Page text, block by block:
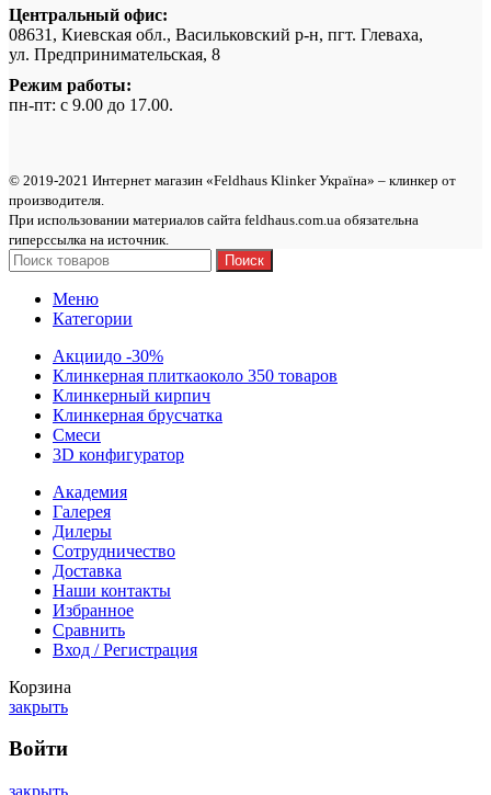
Центральный офис:
08631, Киевская обл., Васильковский р-н, пгт. Глеваха,
ул. Предпринимательская, 8
Режим работы:
пн-пт: с 9.00 до 17.00.
© 2019-2021 Интернет магазин «Feldhaus Klinker Україна» – клинкер от
производителя.
При использовании материалов сайта feldhaus.com.ua обязательна
гиперссылка на источник.
Поиск
Меню
Категории
Акциидо -30%
Клинкерная плиткаоколо 350 товаров
Клинкерный кирпич
Клинкерная брусчатка
Смеси
3D конфигуратор
Академия
Галерея
Дилеры
Сотрудничество
Доставка
Наши контакты
Избранное
Сравнить
Вход / Регистрация
Корзина
закрыть
Войти
закрыть